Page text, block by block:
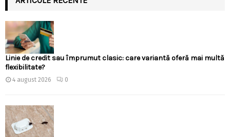
Linie de credit sau împrumut clasic: care variantă oferă mai multă
flexibilitate?
4 august 2026 0